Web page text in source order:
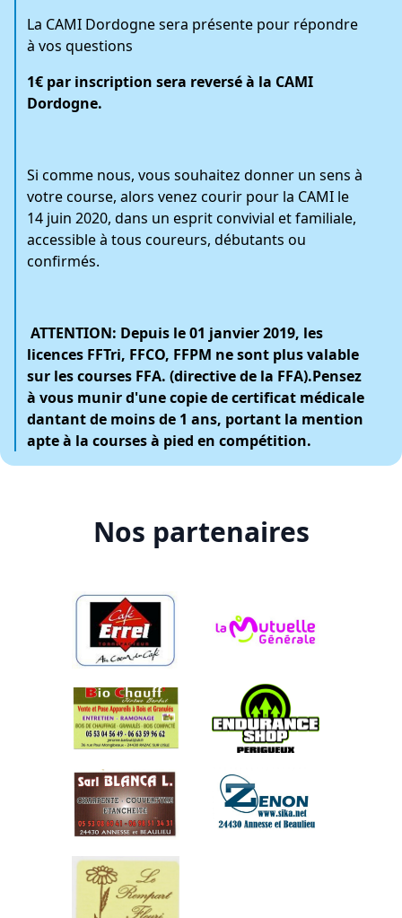
La CAMI Dordogne sera présente pour répondre
à vos questions
1€ par inscription sera reversé à la CAMI
Dordogne.
Si comme nous, vous souhaitez donner un sens à
votre course, alors venez courir pour la CAMI le
14 juin 2020, dans un esprit convivial et familiale,
accessible à tous coureurs, débutants ou
confirmés.
ATTENTION: Depuis le 01 janvier 2019, les
licences FFTri, FFCO, FFPM ne sont plus valable
sur les courses FFA. (directive de la FFA).Pensez
à vous munir d'une copie de certificat médicale
dantant de moins de 1 ans, portant la mention
apte à la courses à pied en compétition.
Nos partenaires